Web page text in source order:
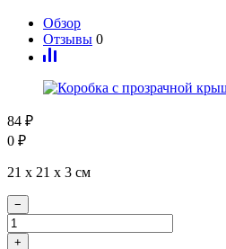
Обзор
Отзывы 0
84 ₽
0 ₽
21 х 21 х 3 см
−
+